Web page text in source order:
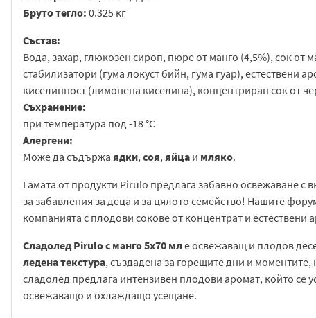
Бруто тегло: 0.325 кг
Състав:
Вода, захар, глюкозен сироп, пюре от манго (4,5%), сок от
стабилизатори (гума локуст бийн, гума гуар), естествени
киселинност (лимонена киселина), концентриран сок от
Съхранение:
при температура под -18 °C
Алергени:
Може да съдържа ядки,соя,яйца и мляко.
Гамата от продукти Pirulo предлага забавно освежаване
за забавления за деца и за цялото семейство! Нашите
компанията с плодови сокове от концентрат и естествени
Сладолед Pirulo с манго 5x70 мле освежаващ и плодов
ледена текстура, създадена за горещите дни и
сладолед предлага интензивен плодови аромат, който се
освежаващо и охлаждащо усещане.